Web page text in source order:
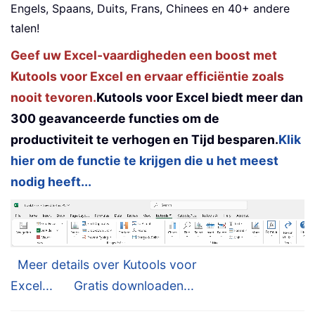
Engels, Spaans, Duits, Frans, Chinees en 40+ andere
talen!
Geef uw Excel-vaardigheden een boost met
Kutools voor Excel en ervaar efficiëntie zoals
nooit tevoren.Kutools voor Excel biedt meer dan
300 geavanceerde functies om de
productiviteit te verhogen en Tijd besparen.Klik
hier om de functie te krijgen die u het meest
nodig heeft...
Meer details over Kutools voor
Excel...
Gratis downloaden...